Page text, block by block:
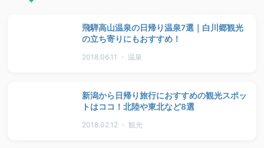
飛騨高山温泉の日帰り温泉7選｜白川郷観光
の立ち寄りにもおすすめ！
2018.06.11 ・ 温泉
新潟から日帰り旅行におすすめの観光スポッ
トはココ！北陸や東北など8選
2018.02.12 ・ 観光